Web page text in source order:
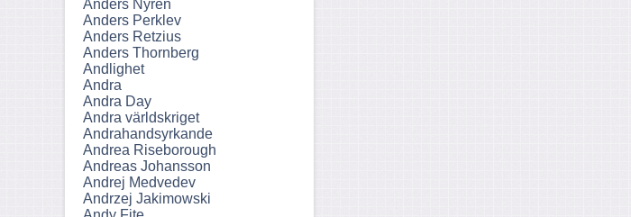
Anders Nyrén
Anders Perklev
Anders Retzius
Anders Thornberg
Andlighet
Andra
Andra Day
Andra världskriget
Andrahandsyrkande
Andrea Riseborough
Andreas Johansson
Andrej Medvedev
Andrzej Jakimowski